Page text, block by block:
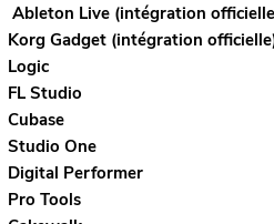
Ableton Live (intégration
Korg Gadget (intégration
Logic
FL Studio
Cubase
Studio One
Digital Performer
Pro Tools